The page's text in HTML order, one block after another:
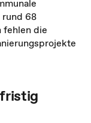
68
fehlen die